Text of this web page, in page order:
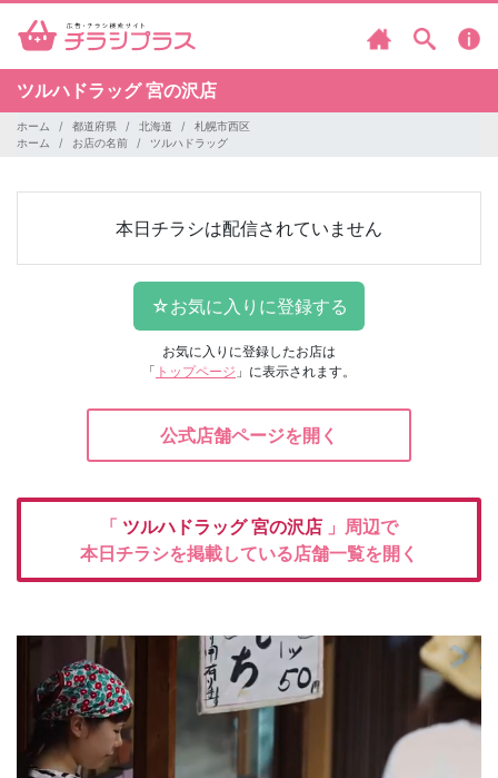
ツルハドラッグ宮の沢店
ホーム 都道府県 北海道
札幌市西区
ホーム
お店の名前 ツルハドラッグ
本日チラシは配信されていません
お気に入りに登録したお店は
「 トップページ 」に表示されます。
公式店舗ページを開く
「 ツルハドラッグ宮の沢店 」周辺で
本日チラシを掲載している店舗一覧を開く